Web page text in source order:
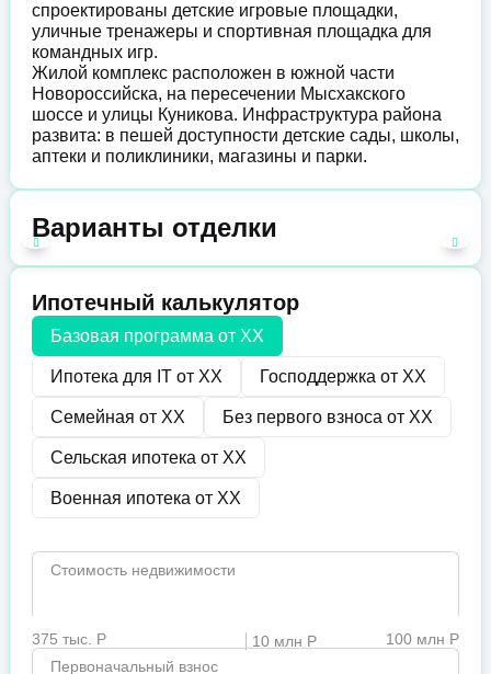
спроектированы детские игровые площадки,
уличные тренажеры и спортивная площадка для
командных игр.
Жилой комплекс расположен в южной части
Новороссийска, на пересечении Мысхакского
шоссе и улицы Куникова. Инфраструктура района
развита: в пешей доступности детские сады, школы,
аптеки и поликлиники, магазины и парки.
Варианты отделки
Ипотечный калькулятор
Базовая программа от XX
Ипотека для IT от XX Господдержка от XX
Семейная от XX Без первого взноса от XX
Сельская ипотека от XX
Военная ипотека от XX
Стоимость недвижимости
375 тыс. Р 10 млн Р
100 млн Р
Первоначальный взнос